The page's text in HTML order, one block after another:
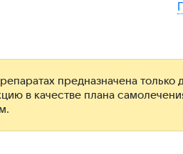
предназначена только
в качестве плана